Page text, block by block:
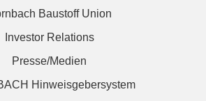
Baustoff Union
Investor Relations
Presse/Medien
Hinweisgebersystem